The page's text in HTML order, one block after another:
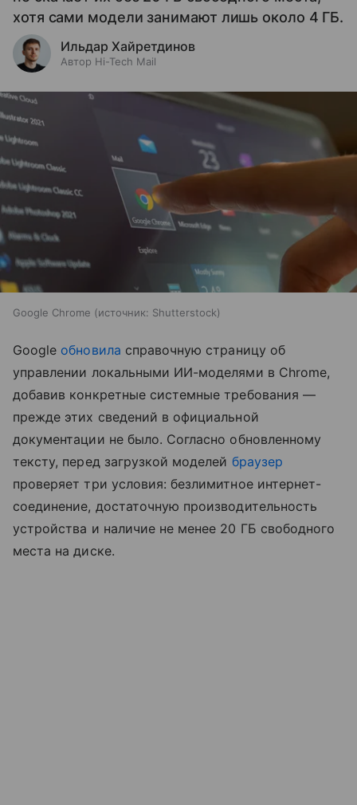
хотя сами модели занимают лишь около 4 ГБ.
Ильдар Хайретдинов
Автор Hi-Tech Mail
Google Chrome источник: Shutterstock
Google обновила справочную страницу об
управлении локальными ИИ-моделями в Chrome,
добавив конкретные системные требования —
прежде этих сведений в официальной
документации не было. Согласно обновленному
тексту, перед загрузкой моделей браузер
проверяет три условия: безлимитное интернет-
соединение, достаточную производительность
устройства и наличие не менее 20 ГБ свободного
места на диске.